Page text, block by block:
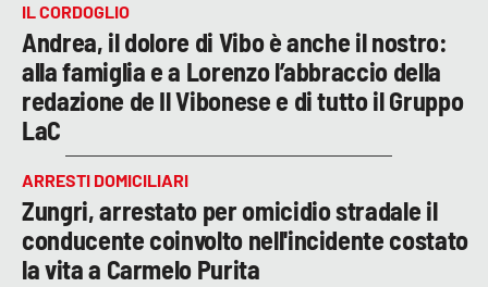
IL CORDOGLIO
Andrea, il dolore di Vibo è anche il nostro:
alla famiglia e a Lorenzo l’abbraccio della
redazione de Il Vibonese e di tutto il Gruppo
LaC
ARRESTI DOMICILIARI
Zungri, arrestato per omicidio stradale il
conducente coinvolto nell'incidente costato
la vita a Carmelo Purita